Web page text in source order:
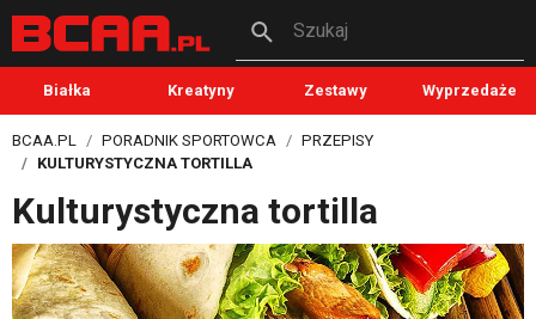
Szukaj
Białka Kreatyny Zestawy Wyprzedaże
BCAA.PL PORADNIK SPORTOWCA
PRZEPISY
KULTURYSTYCZNA TORTILLA
Kulturystyczna tortilla